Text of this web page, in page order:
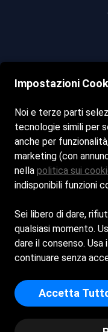
Bar Bagni Ferdinando
84017 - POSITANO
Impostazioni
Noi e terze parti
tecnologie simili per
anche per
marketing (con
nella politica sui
indisponibili funzioni
Sei libero di dare,
qualsiasi momento.
dare il consenso.
continuare senza
Accetta